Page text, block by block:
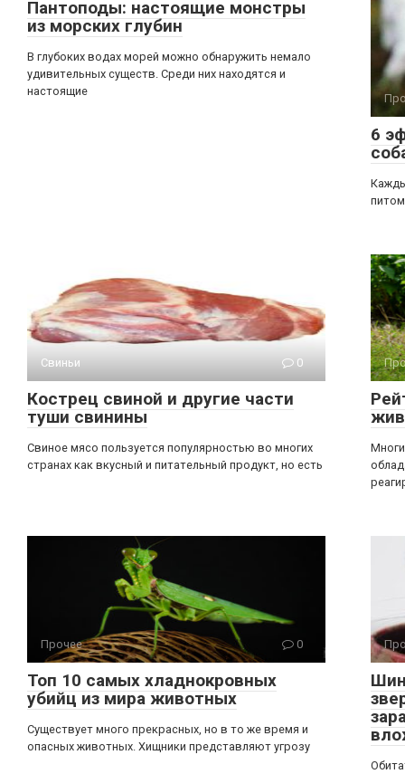
Пантоподы: настоящие монстры
из морских глубин
В глубоких водах морей можно обнаружить немало
удивительных существ. Среди них находятся и
настоящие
6
Свиньи 0
Кострец свиной и другие части
туши свинины
Свиное мясо пользуется популярностью во многих
странах как вкусный и питательный продукт, но есть
Прочее 0
Топ 10 самых хладнокровных
убийц из мира животных
Существует много прекрасных, но в то же время и
опасных животных. Хищники представляют угрозу